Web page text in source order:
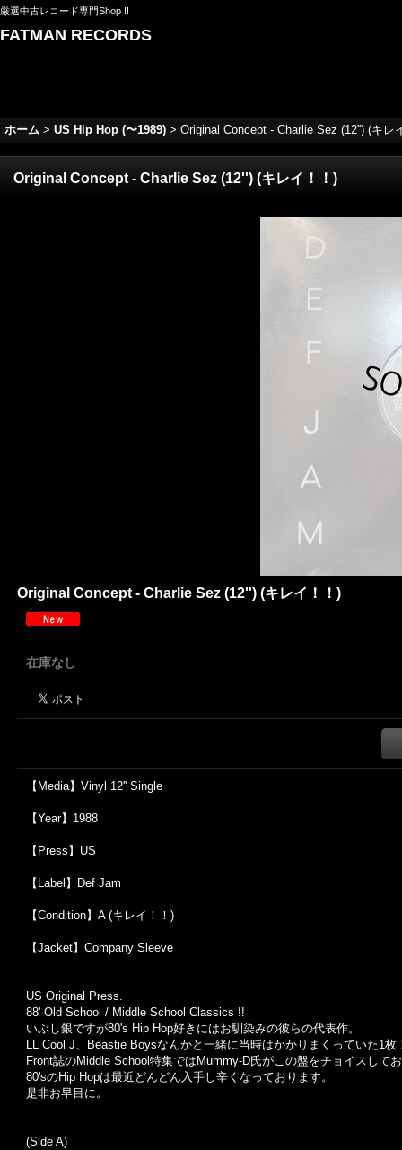
厳選中古レコード専門Shop !!
FATMAN RECORDS
ホーム > US Hip Hop (〜1989) > Original Concept - Charlie Sez (12'') (キレ
Original Concept - Charlie Sez (12'') (キレイ！！)
Original Concept - Charlie Sez (12'') (キレイ！！)
在庫なし
【Media】Vinyl 12'' Single
【Year】1988
【Press】US
【Label】Def Jam
【Condition】A (キレイ！！)
【Jacket】Company Sleeve
US Original Press.
88' Old School / Middle School Classics !!
いぶし銀ですが80's Hip Hop好きにはお馴染みの彼らの代表作。
LL Cool J、Beastie Boysなんかと一緒に当時はかかりまくっていた1枚
Front誌のMiddle School特集ではMummy-D氏がこの盤をチョイスして
80'sのHip Hopは最近どんどん入手し辛くなっております。
是非お早目に。
(Side A)